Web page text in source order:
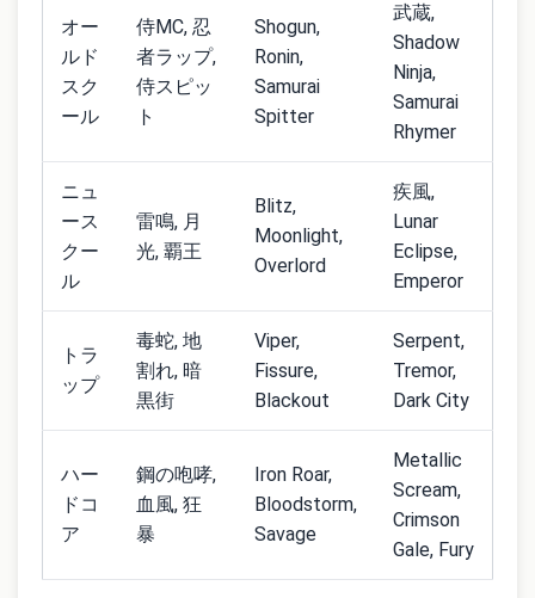
オー
ルド
スク
ール
侍MC, 忍
者ラップ,
侍スピッ
ト
Shogun,
Ronin,
Samurai
Spitter
武蔵,
Shadow
Ninja,
Samurai
Rhymer
ニュ
ース
クー
ル
雷鳴, 月
光, 覇王
Blitz,
Moonlight,
Overlord
疾風,
Lunar
Eclipse,
Emperor
トラ
ップ
毒蛇, 地
割れ, 暗
黒街
Viper,
Fissure,
Blackout
Serpent,
Tremor,
Dark City
ハー
ドコ
ア
鋼の咆哮,
血風, 狂
暴
Iron Roar,
Bloodstorm,
Savage
Metallic
Scream,
Crimson
Gale, Fury